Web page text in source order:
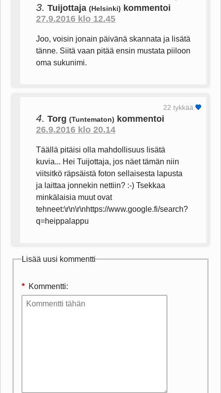
3. Tuijottaja (Helsinki) kommentoi
27.9.2016 klo 12.45
Joo, voisin jonain päivänä skannata ja lisätä
tänne. Siitä vaan pitää ensin mustata piiloon
oma sukunimi.
4. Torg (Tuntematon) kommentoi
26.9.2016 klo 20.14
Täällä pitäisi olla mahdollisuus lisätä
kuvia... Hei Tuijottaja, jos näet tämän niin
viitsitkö räpsäistä foton sellaisesta lapusta
ja laittaa jonnekin nettiin? :-) Tsekkaa
minkälaisia muut ovat
tehneet:\r\n\r\nhttps://www.google.fi/search?
q=heippalappu
22 tykkää
Lisää uusi kommentti
* Kommentti: